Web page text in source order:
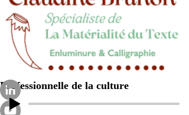
Professionnelle de la culture